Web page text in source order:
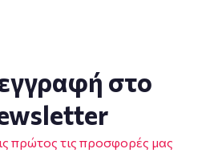
στο
πρώτος τις προσφορές μας